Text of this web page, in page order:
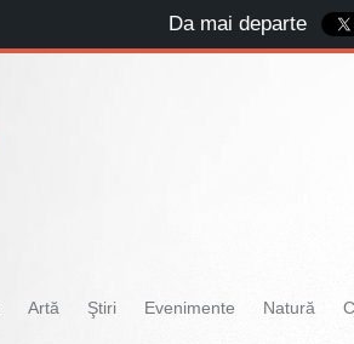
Artă Ştiri Evenimente Natură
Da mai departe